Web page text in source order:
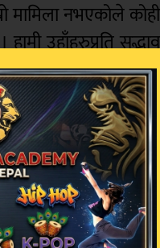
मामिला नभएकोले कोही
उहाँहरुप्रति सद्भाव
यसमा टिप्पणी
माया गर्छौं।
दिन सक्छौं । अन्यथा, यो
केपी ओलीले